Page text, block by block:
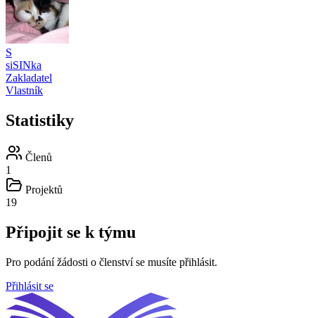
S
siSINka
Zakladatel
Vlastník
Statistiky
Členů
1
Projektů
19
Připojit se k týmu
Pro podání žádosti o členství se musíte přihlásit.
Přihlásit se